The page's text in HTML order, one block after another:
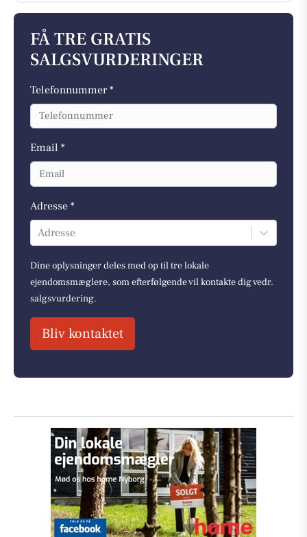
FÅ TRE GRATIS
SALGSVURDERINGER
Telefonnummer *
Email *
Adresse *
Adresse
Dine oplysninger deles med op til tre lokale
ejendomsmæglere, som efterfølgende vil kontakte dig vedr.
salgsvurdering.
Bliv kontaktet